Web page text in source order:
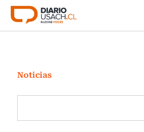
Click acá para ir directamente al
Investigación
Cultura
Programas Radio y TV Usach
Noticias